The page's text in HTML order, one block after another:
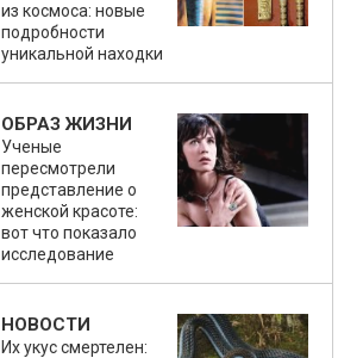
из космоса: новые
подробности
уникальной находки
ОБРАЗ ЖИЗНИ
Ученые
пересмотрели
представление о
женской красоте:
вот что показало
исследование
НОВОСТИ
Их укус смертелен: